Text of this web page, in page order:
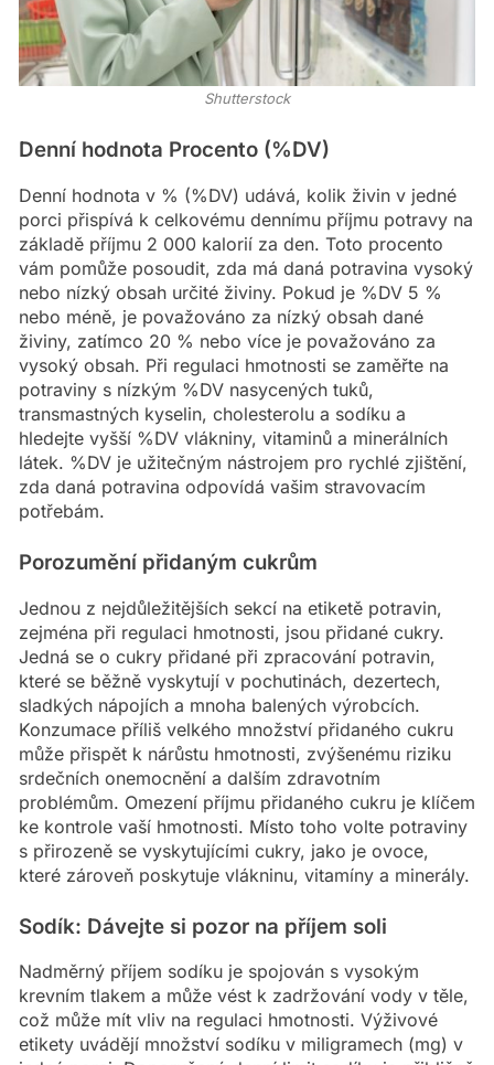
Shutterstock
Denní hodnota Procento (%DV)
Denní hodnota v % (%DV) udává, kolik živin v jedné
porci přispívá k celkovému dennímu příjmu potravy na
základě příjmu 2 000 kalorií za den. Toto procento
vám pomůže posoudit, zda má daná potravina vysoký
nebo nízký obsah určité živiny. Pokud je %DV 5 %
nebo méně, je považováno za nízký obsah dané
živiny, zatímco 20 % nebo více je považováno za
vysoký obsah. Při regulaci hmotnosti se zaměřte na
potraviny s nízkým %DV nasycených tuků,
transmastných kyselin, cholesterolu a sodíku a
hledejte vyšší %DV vlákniny, vitaminů a minerálních
látek. %DV je užitečným nástrojem pro rychlé zjištění,
zda daná potravina odpovídá vašim stravovacím
potřebám.
Porozumění přidaným cukrům
Jednou z nejdůležitějších sekcí na etiketě potravin,
zejména při regulaci hmotnosti, jsou přidané cukry.
Jedná se o cukry přidané při zpracování potravin,
které se běžně vyskytují v pochutinách, dezertech,
sladkých nápojích a mnoha balených výrobcích.
Konzumace příliš velkého množství přidaného cukru
může přispět k nárůstu hmotnosti, zvýšenému riziku
srdečních onemocnění a dalším zdravotním
problémům. Omezení příjmu přidaného cukru je klíčem
ke kontrole vaší hmotnosti. Místo toho volte potraviny
s přirozeně se vyskytujícími cukry, jako je ovoce,
které zároveň poskytuje vlákninu, vitamíny a minerály.
Sodík: Dávejte si pozor na příjem soli
Nadměrný příjem sodíku je spojován s vysokým
krevním tlakem a může vést k zadržování vody v těle,
což může mít vliv na regulaci hmotnosti. Výživové
etikety uvádějí množství sodíku v miligramech (mg) v